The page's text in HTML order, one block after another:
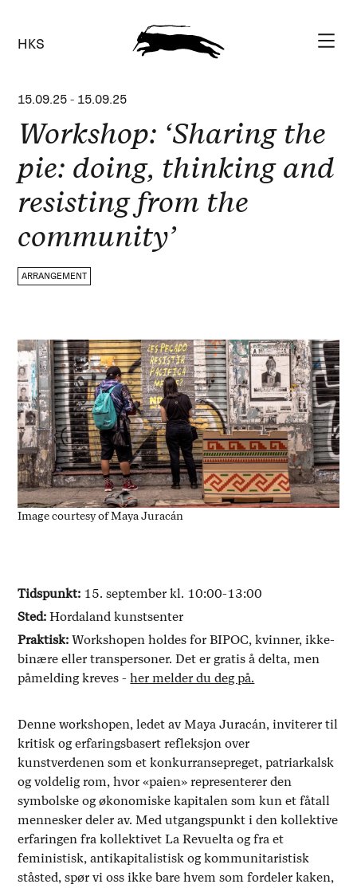
HKS
15.09.25 - 15.09.25
Workshop: ‘Sharing the
pie: doing, thinking and
resisting from the
community’
ARRANGEMENT
Image courtesy of Maya Juracán
Tidspunkt: 15. september kl. 10:00-13:00
Sted: Hordaland kunstsenter
Praktisk: Workshopen holdes for BIPOC, kvinner, ikke-
binære eller transpersoner. Det er gratis å delta, men
påmelding kreves -her melder du deg på.
Denne workshopen, ledet av Maya Juracán, inviterer til
kritisk og erfaringsbasert refleksjon over
kunstverdenen som et konkurransepreget, patriarkalsk
og voldelig rom, hvor «paien» representerer den
symbolske og økonomiske kapitalen som kun et fåtall
mennesker deler av. Med utgangspunkt i den kollektive
erfaringen fra kollektivet La Revuelta og fra et
feministisk, antikapitalistisk og kommunitaristisk
ståsted, spør vi oss ikke bare hvem som fordeler kaken,